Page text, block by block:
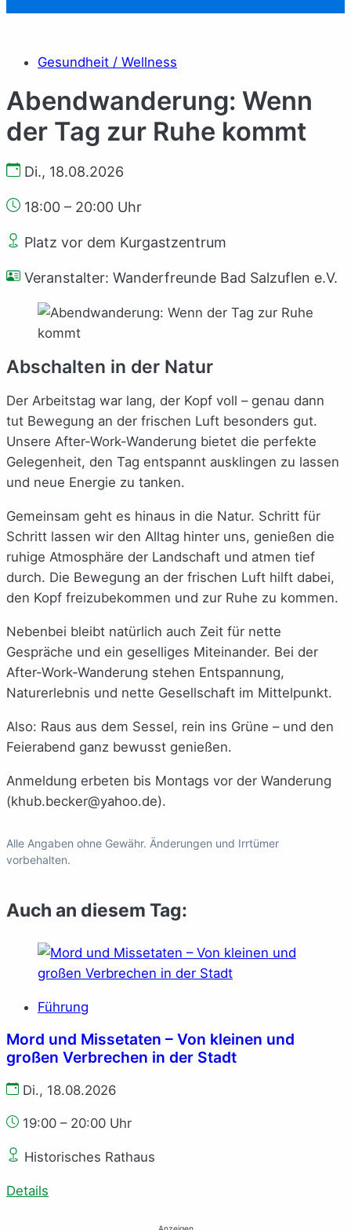
Gesundheit / Wellness
Abendwanderung: Wenn
der Tag zur Ruhe kommt
Di., 18.08.2026
18:00 – 20:00 Uhr
Platz vor dem Kurgastzentrum
Veranstalter: Wanderfreunde Bad Salzuflen e.V.
Abschalten in der Natur
Der Arbeitstag war lang, der Kopf voll – genau dann
tut Bewegung an der frischen Luft besonders gut.
Unsere After-Work-Wanderung bietet die perfekte
Gelegenheit, den Tag entspannt ausklingen zu lassen
und neue Energie zu tanken.
Gemeinsam geht es hinaus in die Natur. Schritt für
Schritt lassen wir den Alltag hinter uns, genießen die
ruhige Atmosphäre der Landschaft und atmen tief
durch. Die Bewegung an der frischen Luft hilft dabei,
den Kopf freizubekommen und zur Ruhe zu kommen.
Nebenbei bleibt natürlich auch Zeit für nette
Gespräche und ein geselliges Miteinander. Bei der
After-Work-Wanderung stehen Entspannung,
Naturerlebnis und nette Gesellschaft im Mittelpunkt.
Also: Raus aus dem Sessel, rein ins Grüne – und den
Feierabend ganz bewusst genießen.
Anmeldung erbeten bis Montags vor der Wanderung
(khub.becker@yahoo.de).
Alle Angaben ohne Gewähr. Änderungen und Irrtümer
vorbehalten.
Auch an diesem Tag:
Führung
Mord und Missetaten – Von kleinen und
großen Verbrechen in der Stadt
Di., 18.08.2026
19:00 – 20:00 Uhr
Historisches Rathaus
Details